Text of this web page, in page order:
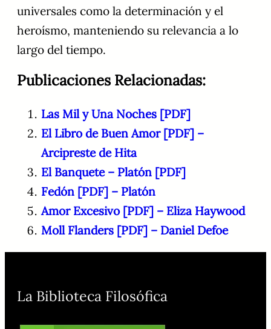
universales como la determinación y el
heroísmo, manteniendo su relevancia a lo
largo del tiempo.
Publicaciones Relacionadas:
Las Mil y Una Noches [PDF]
El Libro de Buen Amor [PDF] –
Arcipreste de Hita
El Banquete – Platón [PDF]
Fedón [PDF] – Platón
Amor Excesivo [PDF] – Eliza Haywood
Moll Flanders [PDF] – Daniel Defoe
La Biblioteca Filosófica